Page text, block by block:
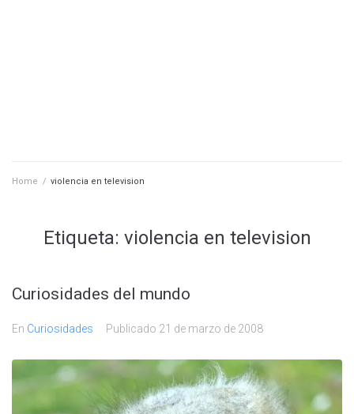
Home / violencia en television
Etiqueta: violencia en television
Curiosidades del mundo
En Curiosidades Publicado 21 de marzo de 2008